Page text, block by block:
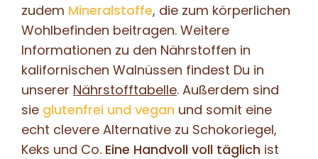
zudem Mineralstoffe, die zum körperlichen
Wohlbefinden beitragen. Weitere
Informationen zu den Nährstoffen in
kalifornischen Walnüssen findest Du in
unserer Nährstofftabelle. Außerdem sind
sie glutenfrei und vegan und somit eine
echt clevere Alternative zu Schokoriegel,
Keks und Co. Eine Handvoll voll täglich ist